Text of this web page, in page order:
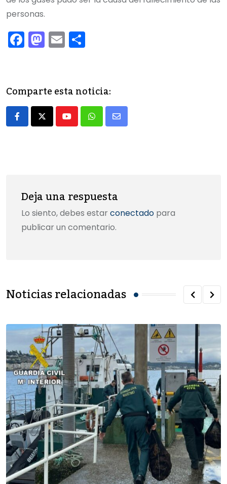
personas.
F
a
e
b
o
M
a
o
d
o
E
m
l p
ar
tir
Comparte esta noticia:
YoutubeWhatsapp
Share
Deja una respuesta
Lo siento, debes estar conectado para
publicar un comentario.
Noticias relacionadas